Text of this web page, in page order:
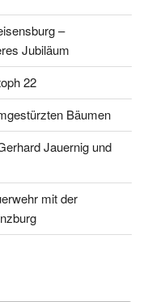
–
Jubiläum
22
Bäumen
Jauernig und
mit der